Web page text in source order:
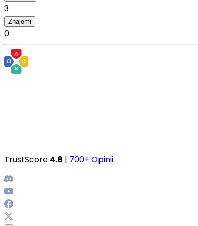
3
Znajomi
0
TrustScore 4.8 | 700+ Opinii